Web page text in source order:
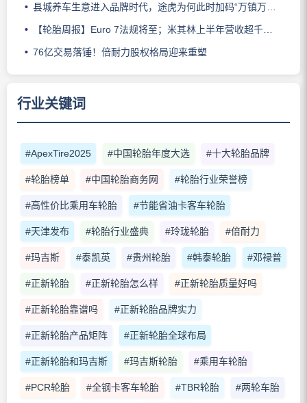
县城养车生意进入品牌时代，途虎为何此时加码“万镇万店”？
【轮胎周报】Euro 7法规将至；米其林上半年营收超千亿；倍耐力上半年盈利稳增；龙星炭黑斩获欧洲近万吨订单
76亿交易落锤！倍耐力股权格局迎来重塑
行业关键词
#ApexTire2025 #中国轮胎年度大选 #十大轮胎品牌
#轮胎榜单 #中国轮胎商务网 #轮胎行业荣誉榜
#高性价比乘用车轮胎 #节能省油卡客车轮胎
#天津发布 #轮胎行业盛典 #玲珑轮胎 #倍耐力
#玛吉斯 #泰凯英 #贵州轮胎 #韩泰轮胎 #邓禄普
#正新轮胎 #正新轮胎怎么样 #正新轮胎质量好吗
#正新轮胎靠谱吗 #正新轮胎品牌实力
#正新轮胎产品矩阵 #正新轮胎全球布局
#正新轮胎和玛吉斯 #玛吉斯轮胎 #乘用车轮胎
#PCR轮胎 #全钢卡客车轮胎 #TBR轮胎 #两轮车胎